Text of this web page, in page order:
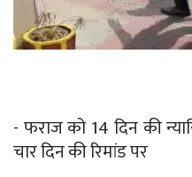
- फराज को 14 दिन की
चार दिन की रिमांड पर